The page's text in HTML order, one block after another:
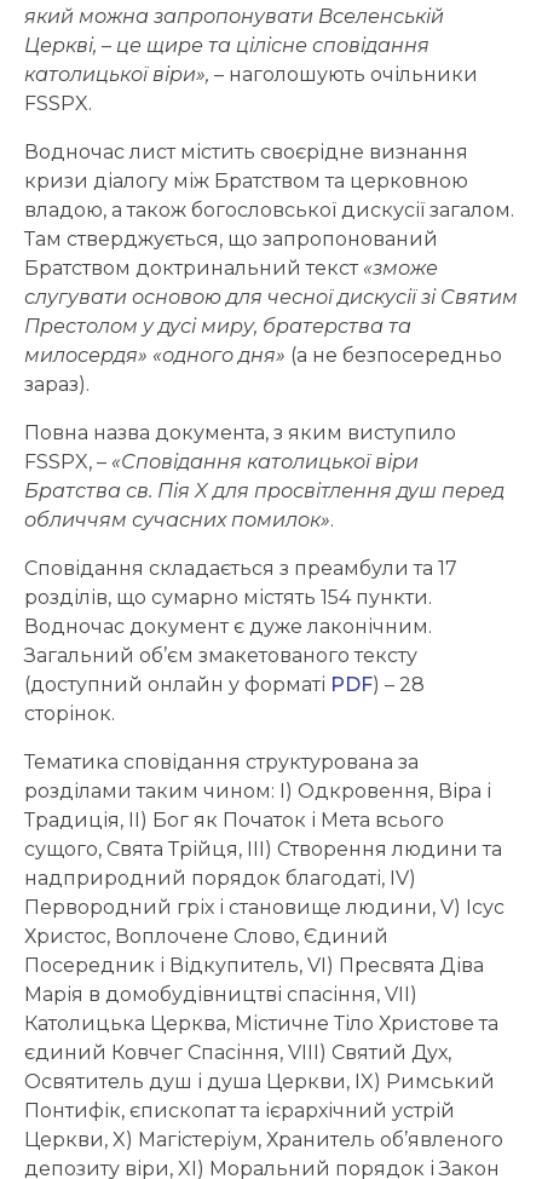
який можна запропонувати Вселенській
Церкві, – це щире та цілісне сповідання
католицької віри», – наголошують очільники
FSSPX.
Водночас лист містить своєрідне визнання
кризи діалогу між Братством та церковною
владою, а також богословської дискусії загалом.
Там стверджується, що запропонований
Братством доктринальний текст «зможе
слугувати основою для чесної дискусії зі Святим
Престолом у дусі миру, братерства та
милосердя» «одного дня» (а не безпосередньо
зараз).
Повна назва документа, з яким виступило
FSSPX, – «Сповідання католицької віри
Братства св. Пія X для просвітлення душ перед
обличчям сучасних помилок».
Сповідання складається з преамбули та 17
розділів, що сумарно містять 154 пункти.
Водночас документ є дуже лаконічним.
Загальний об’єм змакетованого тексту
(доступний онлайн у форматі PDF) – 28
сторінок.
Тематика сповідання структурована за
розділами таким чином: I) Одкровення, Віра і
Традиція, II) Бог як Початок і Мета всього
сущого, Свята Трійця, III) Створення людини та
надприродний порядок благодаті, IV)
Первородний гріх і становище людини, V) Ісус
Христос, Воплочене Слово, Єдиний
Посередник і Відкупитель, VI) Пресвята Діва
Марія в домобудівництві спасіння, VII)
Католицька Церква, Містичне Тіло Христове та
єдиний Ковчег Спасіння, VIII) Святий Дух,
Освятитель душ і душа Церкви, IX) Римський
Понтифік, єпископат та ієрархічний устрій
Церкви, X) Магістеріум, Хранитель об’явленого
депозиту віри, XI) Моральний порядок і Закон